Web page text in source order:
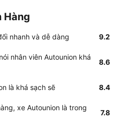
Hàng
nhanh và dễ dàng 9.2
nhân viên Autounion khá
8.6
là khá sạch sẽ 8.4
xe Autounion là trong
7.8